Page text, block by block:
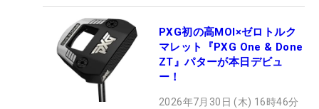
PXG初の高MOI×ゼロトルク
マレット『PXG One & Done
ZT』パターが本日デビュ
ー！
2026年7月30日 (木) 16時46分